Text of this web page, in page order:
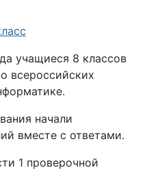
учащиеся 8 классов
всероссийских
начали
вместе с ответами.
1 проверочной